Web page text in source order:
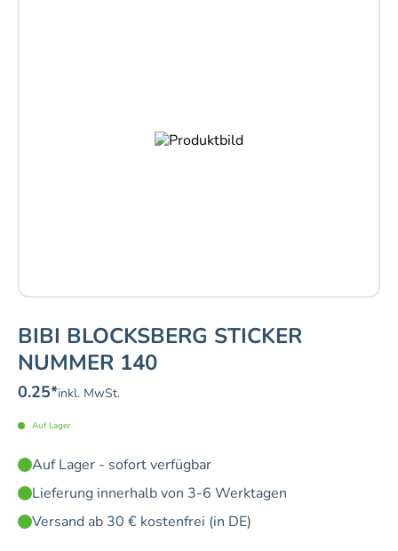
BIBI BLOCKSBERG STICKER
NUMMER 140
0.25*inkl. MwSt.
Auf Lager
Auf Lager - sofort verfügbar
Lieferung innerhalb von 3-6 Werktagen
Versand ab 30 € kostenfrei (in DE)